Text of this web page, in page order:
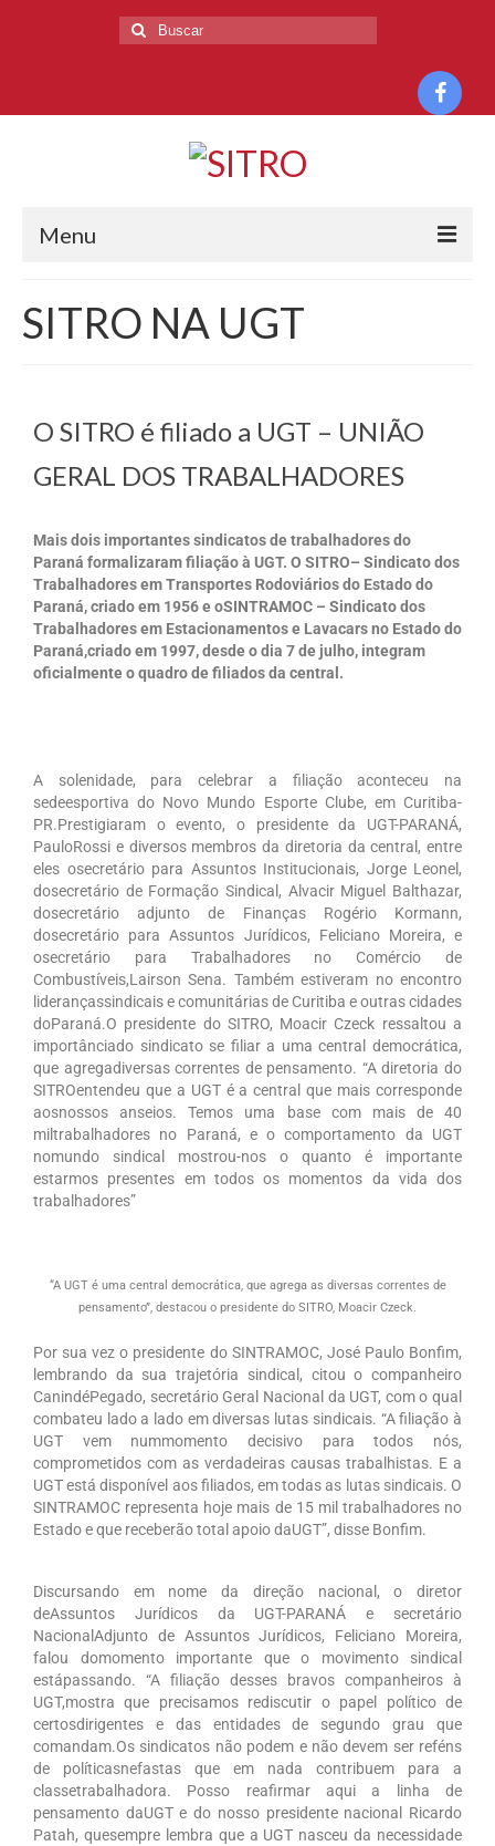
Menu
O SINDICATO
DIRETORIA
BASE TERRITORIAL
ASSOCIE-SE
SERVIÇOS
ASSESSORIA JURÍDICA
CONVENÇÕES COLETIVAS
EMPRESA
CADASTRO DE EMPRESAS
COBRANÇA REGISTRADA
CONCILIAÇÃO PRÉVIA
CONTRIBUIÇÃO ASSISTENCIAL
CONTRIBUIÇÃO SINDICAL
MODELOS DE ACORDOS
RESCISÃO DE CONTRATO
NOTÍCIAS
CONTATO
SITRO NA UGT
O SITRO é filiado a UGT – UNIÃO
GERAL DOS TRABALHADORES
Mais dois importantes sindicatos de trabalhadores do
Paraná formalizaram filiação à UGT. O SITRO– Sindicato dos
Trabalhadores em Transportes Rodoviários do Estado do
Paraná, criado em 1956 e oSINTRAMOC – Sindicato dos
Trabalhadores em Estacionamentos e Lavacars no Estado do
Paraná,criado em 1997, desde o dia 7 de julho, integram
oficialmente o quadro de filiados da central.
A solenidade, para celebrar a filiação aconteceu na
sedeesportiva do Novo Mundo Esporte Clube, em Curitiba-
PR.Prestigiaram o evento, o presidente da UGT-PARANÁ,
PauloRossi e diversos membros da diretoria da central, entre
eles osecretário para Assuntos Institucionais, Jorge Leonel,
dosecretário de Formação Sindical, Alvacir Miguel Balthazar,
dosecretário adjunto de Finanças Rogério Kormann,
dosecretário para Assuntos Jurídicos, Feliciano Moreira, e
osecretário para Trabalhadores no Comércio de
Combustíveis,Lairson Sena. Também estiveram no encontro
liderançassindicais e comunitárias de Curitiba e outras cidades
doParaná.O presidente do SITRO, Moacir Czeck ressaltou a
importânciado sindicato se filiar a uma central democrática,
que agregadiversas correntes de pensamento. “A diretoria do
SITROentendeu que a UGT é a central que mais corresponde
aosnossos anseios. Temos uma base com mais de 40
miltrabalhadores no Paraná, e o comportamento da UGT
nomundo sindical mostrou-nos o quanto é importante
estarmos presentes em todos os momentos da vida dos
trabalhadores”
“A UGT é uma central democrática, que agrega as diversas correntes de
pensamento”, destacou o presidente do SITRO, Moacir Czeck.
Por sua vez o presidente do SINTRAMOC, José Paulo Bonfim,
lembrando da sua trajetória sindical, citou o companheiro
CanindéPegado, secretário Geral Nacional da UGT, com o qual
combateu lado a lado em diversas lutas sindicais. “A filiação à
UGT vem nummomento decisivo para todos nós,
comprometidos com as verdadeiras causas trabalhistas. E a
UGT está disponível aos filiados, em todas as lutas sindicais. O
SINTRAMOC representa hoje mais de 15 mil trabalhadores no
Estado e que receberão total apoio daUGT”, disse Bonfim.
Discursando em nome da direção nacional, o diretor
deAssuntos Jurídicos da UGT-PARANÁ e secretário
NacionalAdjunto de Assuntos Jurídicos, Feliciano Moreira,
falou domomento importante que o movimento sindical
estápassando. “A filiação desses bravos companheiros à
UGT,mostra que precisamos rediscutir o papel político de
certosdirigentes e das entidades de segundo grau que
comandam.Os sindicatos não podem e não devem ser reféns
de políticasnefastas que em nada contribuem para a
classetrabalhadora. Posso reafirmar aqui a linha de
pensamento daUGT e do nosso presidente nacional Ricardo
Patah, quesempre lembra que a UGT nasceu da necessidade